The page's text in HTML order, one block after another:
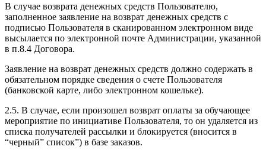
В случае возврата денежных средств Пользователю,
заполненное заявление на возврат денежных средств с
подписью Пользователя в сканированном электронном виде
высылается по электронной почте Администрации, указанной
в п.8.4 Договора.
Заявление на возврат денежных средств должно содержать в
обязательном порядке сведения о счете Пользователя
(банковской карте, либо электронном кошельке).
2.5. В случае, если произошел возврат оплаты за обучающее
мероприятие по инициативе Пользователя, то он удаляется из
списка получателей рассылки и блокируется (вносится в
“черный” список”) в базе заказов.